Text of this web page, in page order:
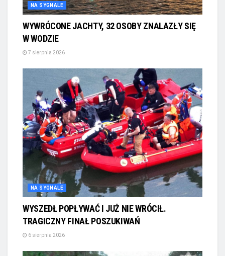
NA SYGNALE
WYWRÓCONE JACHTY, 32 OSOBY ZNALAZŁY SIĘ
W WODZIE
7 sierpnia 2026
NA SYGNALE
WYSZEDŁ POPŁYWAĆ I JUŻ NIE WRÓCIŁ.
TRAGICZNY FINAŁ POSZUKIWAŃ
6 sierpnia 2026